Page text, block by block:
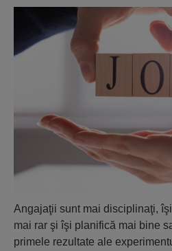
Angajaţii sunt mai disciplinaţi,
mai rar şi îşi planifică mai bine
primele rezultate ale